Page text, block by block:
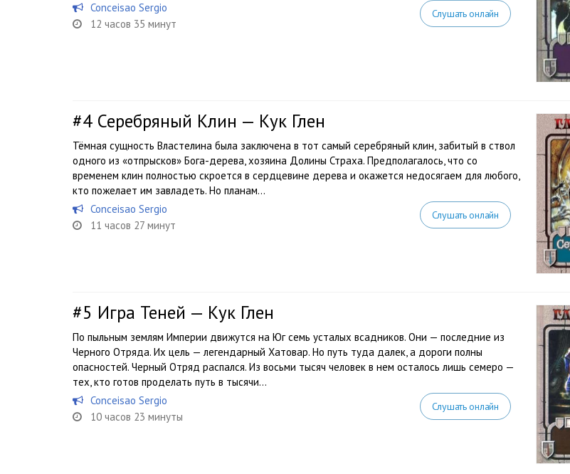
Conceisao Sergio
12 часов 35 минут
Слушать онлайн
#4 Серебряный Клин — Кук Глен
Тёмная сущность Властелина была заключена в тот самый серебряный клин, забитый в ствол
одного из «отпрысков» Бога-дерева, хозяина Долины Страха. Предполагалось, что со
временем клин полностью скроется в сердцевине дерева и окажется недосягаем для любого,
кто пожелает им завладеть. Но планам...
Conceisao Sergio
11 часов 27 минут
Слушать онлайн
#5 Игра Теней — Кук Глен
По пыльным землям Империи движутся на Юг семь усталых всадников. Они — последние из
Черного Отряда. Их цель — легендарный Хатовар. Но путь туда далек, а дороги полны
опасностей. Черный Отряд распался. Из восьми тысяч человек в нем осталось лишь семеро —
тех, кто готов проделать путь в тысячи...
Conceisao Sergio
10 часов 23 минуты
Слушать онлайн